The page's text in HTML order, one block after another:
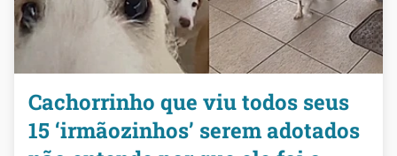
Cachorrinho que viu todos seus
15 ‘irmãozinhos’ serem adotados